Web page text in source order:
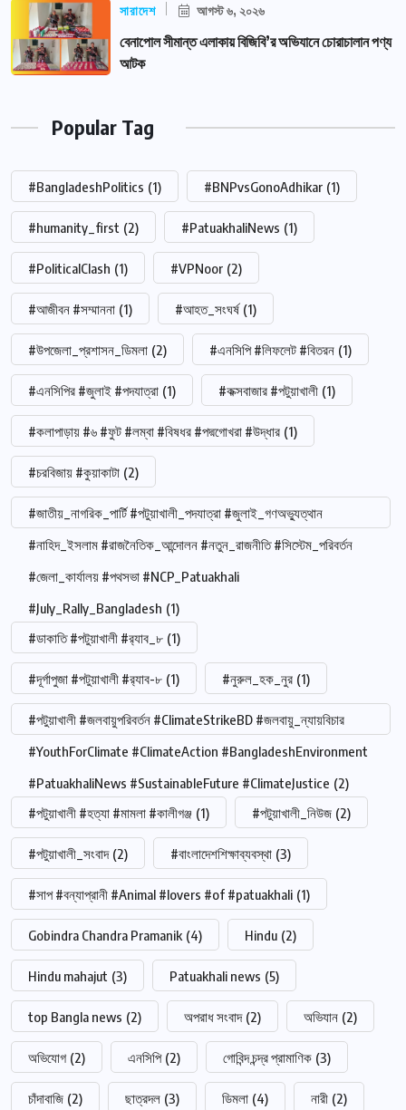
সারাদেশ আগস্ট ৬, ২০২৬
বেনাপোল সীমান্ত এলাকায় বিজিবি’র অভিযানে চোরাচালান পণ্য
আটক
Popular Tag
#BangladeshPolitics (1) #BNPvsGonoAdhikar (1)
#humanity_first (2) #PatuakhaliNews (1)
#PoliticalClash (1) #VPNoor (2)
#আজীবন #সম্মাননা (1) #আহত_সংঘর্ষ (1)
#উপজেলা_প্রশাসন_ডিমলা (2) #এনসিপি #লিফলেট #বিতরন (1)
#এনসিপির #জুলাই #পদযাত্রা (1) #কক্সবাজার #পটুয়াখালী (1)
#কলাপাড়ায় #৬ #ফুট #লম্বা #বিষধর #পদ্মগোখরা #উদ্ধার (1)
#চরবিজায় #কুয়াকাটা (2)
#জাতীয়_নাগরিক_পার্টি #পটুয়াখালী_পদযাত্রা #জুলাই_গণঅভ্যুত্থান
#নাহিদ_ইসলাম #রাজনৈতিক_আন্দোলন #নতুন_রাজনীতি #সিস্টেম_পরিবর্তন
#জেলা_কার্যালয় #পথসভা #NCP_Patuakhali
#July_Rally_Bangladesh (1)
#ডাকাতি #পটুয়াখালী #র‍্যাব_৮ (1)
#দূর্গাপুজা #পটুয়াখালী #র‍্যাব-৮ (1) #নুরুল_হক_নুর (1)
#পটুয়াখালী #জলবায়ুপরিবর্তন #ClimateStrikeBD #জলবায়ু_ন্যায়বিচার
#YouthForClimate #ClimateAction #BangladeshEnvironment
#PatuakhaliNews #SustainableFuture #ClimateJustice (2)
#পটুয়াখালী #হত্যা #মামলা #কালীগঞ্জ (1) #পটুয়াখালী_নিউজ (2)
#পটুয়াখালী_সংবাদ (2) #বাংলাদেশশিক্ষাব্যবস্থা (3)
#সাপ #বন্যাপ্রানী #Animal #lovers #of #patuakhali (1)
Gobindra Chandra Pramanik (4) Hindu (2)
Hindu mahajut (3) Patuakhali news (5)
top Bangla news (2) অপরাধ সংবাদ (2) অভিযান (2)
অভিযোগ (2) এনসিপি (2) গোবিন্দ চন্দ্র প্রামাণিক (3)
চাঁদাবাজি (2) ছাত্রদল (3) ডিমলা (4) নারী (2)